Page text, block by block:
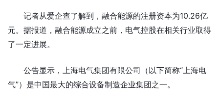
记者从爱企查了解到，融合能源的注册资本为10.26亿
元。据报道，融合能源成立之前，电气控股在相关行业取得
了一定进展。
公告显示，上海电气集团有限公司（以下简称“上海电
气”）是中国最大的综合设备制造企业集团之一。